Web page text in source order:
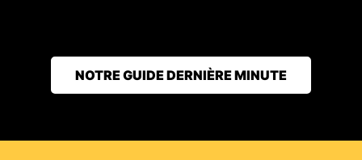
NOTRE GUIDE DERNIÈRE MINUTE